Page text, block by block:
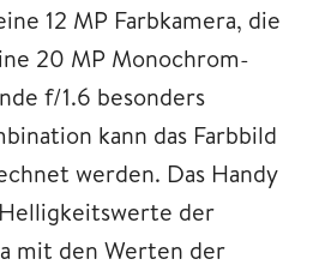
12 MP Farbkamera, die
20 MP Monochrom-
f/1.6 besonders
kann das Farbbild
werden. Das Handy
der
mit den Werten der